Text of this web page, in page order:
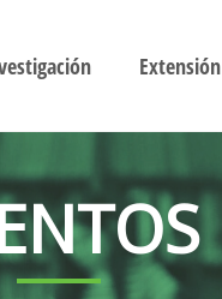
Extensión